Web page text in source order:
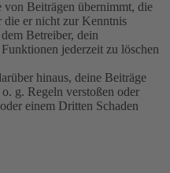
Beiträgen übernimmt, die
die er nicht zur Kenntnis
Betreiber, dein
jederzeit zu löschen
hinaus, deine Beiträge
g. Regeln verstoßen oder
einem Dritten Schaden